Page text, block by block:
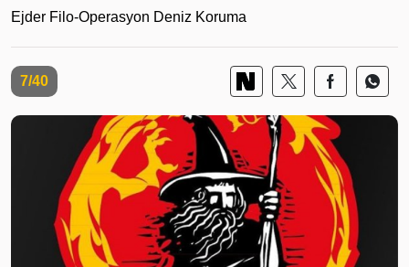
Ejder Filo-Operasyon Deniz Koruma
7/40